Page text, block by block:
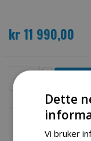
kr 11 990,00
Dette
Vi bruker